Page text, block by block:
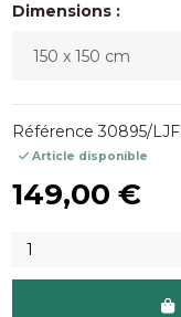
Dimensions :
Référence 30895/LJF
Article disponible
149,00 €